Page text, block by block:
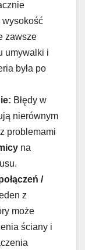
wysokość
zawsze
umywalki i
była po
Błędy w
nierównym
problemami
na
/
z
może
ściany i